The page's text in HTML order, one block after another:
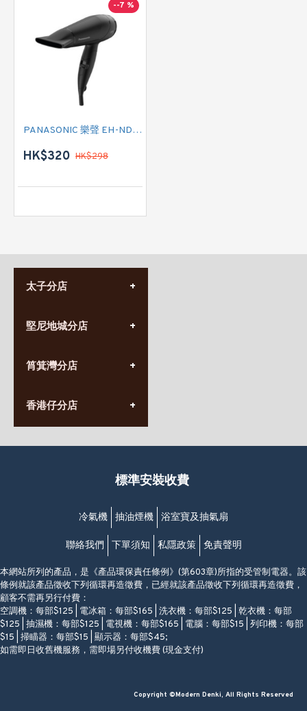
--7 %
PANASONIC 樂聲 EH-ND65 風筒
HK$320 HK$298
太子分店
營業時間:
九龍太子太子道西141號
堅尼地城分店
營業時間:
香港堅尼地城卑路乍街
(堅尼地城地鐵站B出口)
筲箕灣分店
營業時間:
(10:00am-20:30pm)
香港仔分店
營業時間:
香港香港仔成都道20-28號
(黃竹坑地鐵站轉4M專線小巴)
標準安裝收費
冷氣機 抽油煙機 浴室寶及抽氣扇
聯絡我們 下單須知 私隱政策 免責聲明
本網站所列的產品，是《產品環保責任條例》(第603章)所指的受管制電器。該
條例就該產品徵收下列循環再造徵費，已經就該產品徵收下列循環再造徵費，
顧客不需再另行付費：
空調機：每部$125 | 電冰箱：每部$165 | 洗衣機：每部$125 | 乾衣機：每部
$125 | 抽濕機：每部$125 | 電視機：每部$165 | 電腦：每部$15 | 列印機：每部
$15 | 掃瞄器：每部$15 | 顯示器：每部$45;
如需即日收舊機服務，需即場另付收機費 (現金支付)
Copyright ©Modern Denki, All Rights Reserved